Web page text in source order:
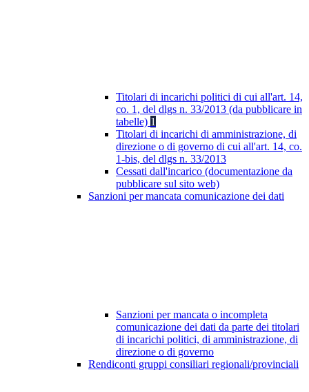
Titolari di incarichi politici di cui all'art. 14,
co. 1, del dlgs n. 33/2013 (da pubblicare in
tabelle) 1
Titolari di incarichi di amministrazione, di
direzione o di governo di cui all'art. 14, co.
1-bis, del dlgs n. 33/2013
Cessati dall'incarico (documentazione da
pubblicare sul sito web)
Sanzioni per mancata comunicazione dei dati
Sanzioni per mancata o incompleta
comunicazione dei dati da parte dei titolari
di incarichi politici, di amministrazione, di
direzione o di governo
Rendiconti gruppi consiliari regionali/provinciali